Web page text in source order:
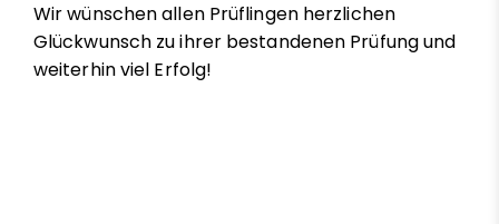
Wir wünschen allen Prüflingen herzlichen
Glückwunsch zu ihrer bestandenen Prüfung und
weiterhin viel Erfolg!